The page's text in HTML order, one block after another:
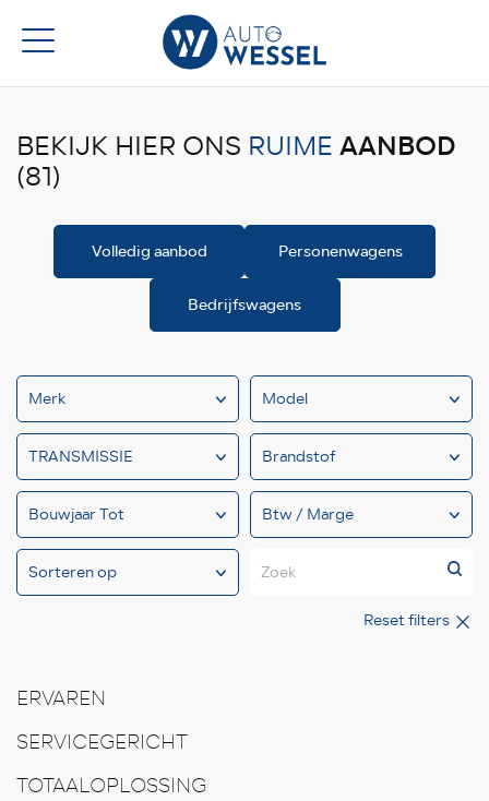
BEKIJK HIER ONS RUIMEAANBOD
(81)
Volledig aanbod Personenwagens
Bedrijfswagens
Zoek
Reset filters
ERVAREN
SERVICEGERICHT
TOTAALOPLOSSING